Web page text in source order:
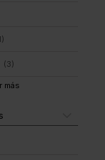
)
(3)
más